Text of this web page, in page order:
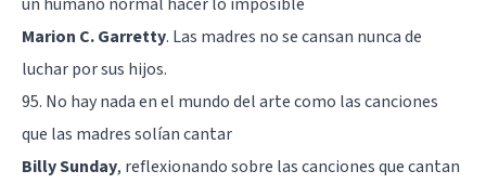
Marion C. Garretty. Las madres no se cansan nunca de
luchar por sus hijos.
95. No hay nada en el mundo del arte como las canciones
que las madres solían cantar
Billy Sunday, reflexionando sobre las canciones que cantan